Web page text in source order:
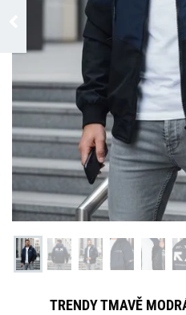
TRENDY TMAVĚ